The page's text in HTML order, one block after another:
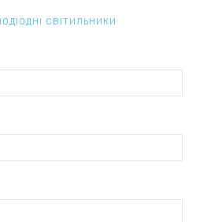
СВІТИЛЬНИКИ